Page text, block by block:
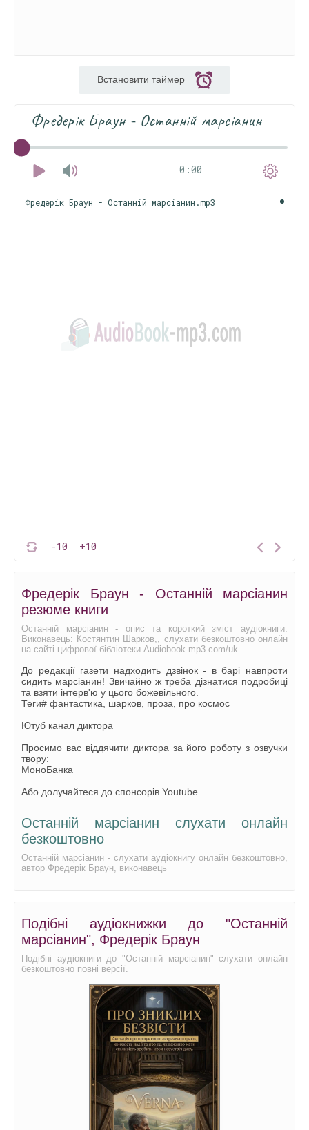
Встановити таймер
Фредерік Браун - Останній марсіанин
0:00
-10 +10
Фредерік Браун - Останній марсіанин.mp3
Фредерік Браун - Останній марсіанин
резюме книги
Останній марсіанин - опис та короткий зміст аудіокниги.
Виконавець: Костянтин Шарков,, слухати безкоштовно онлайн
на сайті цифрової бібліотеки Audiobook-mp3.com/uk
До редакції газети надходить дзвінок - в барі навпроти
сидить марсіанин! Звичайно ж треба дізнатися подробиці
та взяти інтерв'ю у цього божевільного.
Теги# фантастика, шарков, проза, про космос
Ютуб канал диктора
Просимо вас віддячити диктора за його роботу з озвучки
твору:
МоноБанка
Або долучайтеся до спонсорів Youtube
Останній марсіанин слухати онлайн
безкоштовно
Останній марсіанин - слухати аудіокнигу онлайн безкоштовно,
автор Фредерік Браун, виконавець
Подібні аудіокнижки до "Останній
марсіанин", Фредерік Браун
Подібні аудіокниги до "Останній марсіанин" слухати онлайн
безкоштовно повні версії.